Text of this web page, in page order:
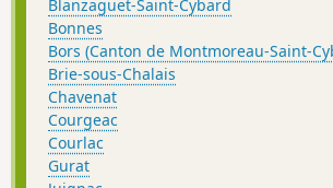
Blanzaguet-Saint-Cybard
Bonnes
Bors (Canton de Montmoreau-Saint-
Brie-sous-Chalais
Chavenat
Courgeac
Courlac
Gurat